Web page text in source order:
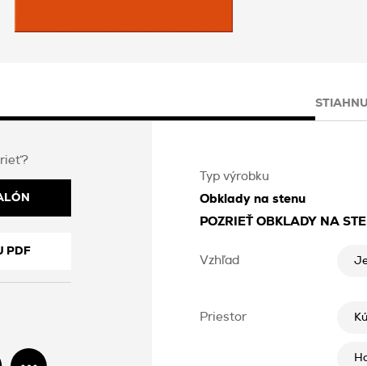
PDF
Typ výrobku
Obklady na stenu
POZRIEŤOBKLADY NA
Vzhľad
Priestor